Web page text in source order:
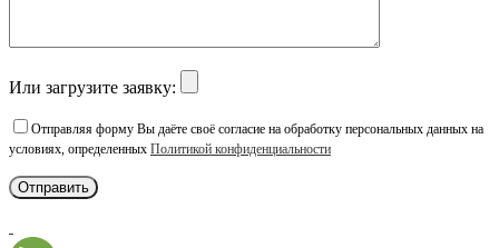
Или загрузите заявку:
Отправляя форму Вы даёте своё согласие на обработку персональных данных на
условиях, определенных Политикой конфиденциальности